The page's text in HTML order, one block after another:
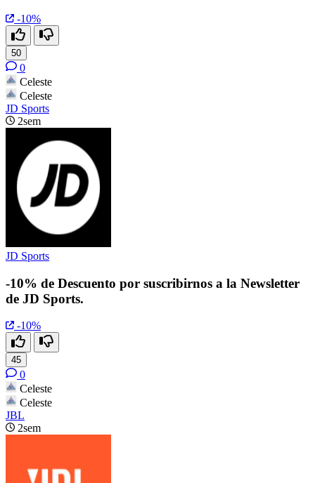
-10%
50
0
Celeste
Celeste
JD Sports
2sem
JD Sports
-10% de Descuento por suscribirnos a la Newsletter
de JD Sports.
-10%
45
0
Celeste
Celeste
JBL
2sem